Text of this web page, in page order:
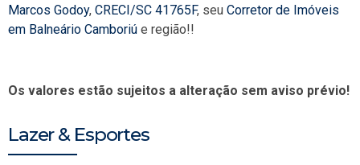
Marcos Godoy, CRECI/SC 41765F, seu Corretor de Imóveis
em Balneário Camboriú e região!!
Os valores estão sujeitos a alteração sem aviso prévio!
Lazer & Esportes